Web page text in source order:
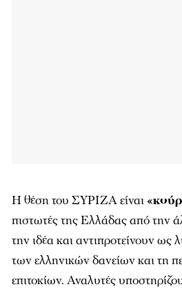
H θέση του ΣΥΡΙΖΑ είναι
πιστωτές της Ελλάδας από την
την ιδέα και αντιπροτείνουν
των ελληνικών δανείων και τη
επιτοκίων. Αναλυτές